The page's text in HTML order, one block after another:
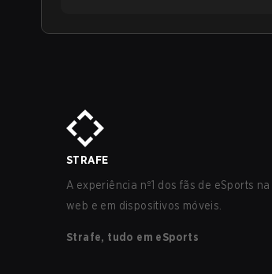
STRAFE
A experiência nº1 dos fãs de eSports na
web e em dispositivos móveis.
Strafe, tudo em eSports